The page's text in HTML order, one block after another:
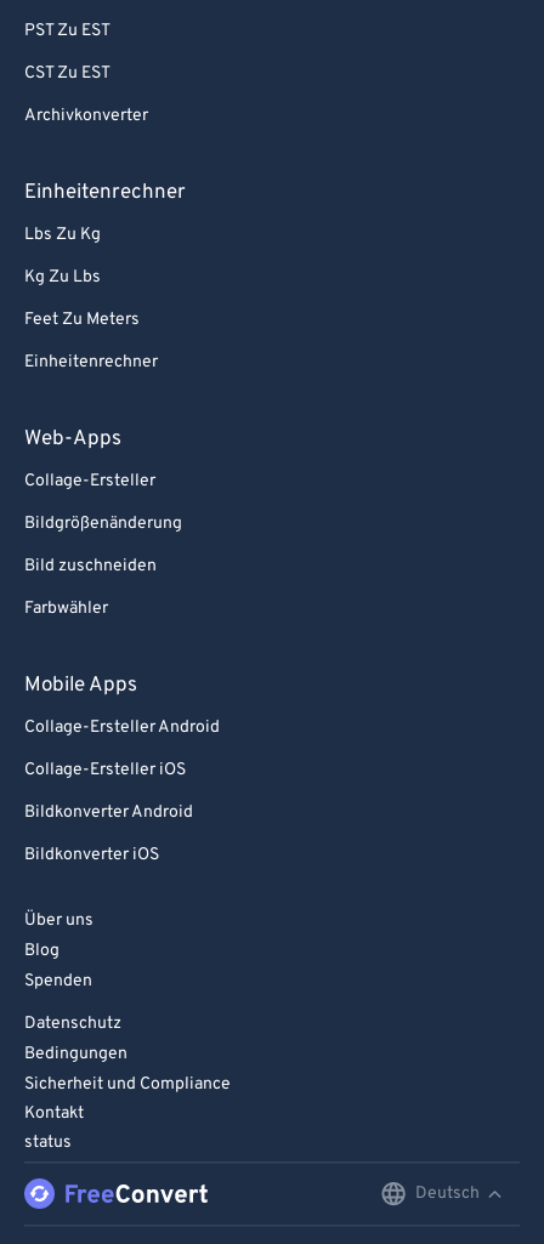
PST Zu EST
CST Zu EST
Archivkonverter
Einheitenrechner
Lbs Zu Kg
Kg Zu Lbs
Feet Zu Meters
Einheitenrechner
Web-Apps
Collage-Ersteller
Bildgrößenänderung
Bild zuschneiden
Farbwähler
Mobile Apps
Collage-Ersteller Android
Collage-Ersteller iOS
Bildkonverter Android
Bildkonverter iOS
Über uns
Blog
Spenden
Datenschutz
Bedingungen
Sicherheit und Compliance
Kontakt
status
Deutsch